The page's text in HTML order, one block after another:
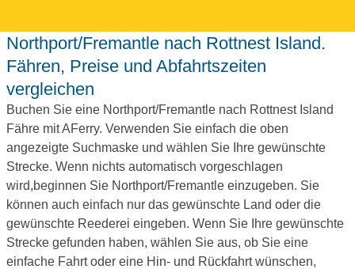
Northport/Fremantle nach Rottnest Island.
Fähren, Preise und Abfahrtszeiten
vergleichen
Buchen Sie eine Northport/Fremantle nach Rottnest Island
Fähre mit AFerry. Verwenden Sie einfach die oben
angezeigte Suchmaske und wählen Sie Ihre gewünschte
Strecke. Wenn nichts automatisch vorgeschlagen
wird,beginnen Sie Northport/Fremantle einzugeben. Sie
können auch einfach nur das gewünschte Land oder die
gewünschte Reederei eingeben. Wenn Sie Ihre gewünschte
Strecke gefunden haben, wählen Sie aus, ob Sie eine
einfache Fahrt oder eine Hin- und Rückfahrt wünschen,